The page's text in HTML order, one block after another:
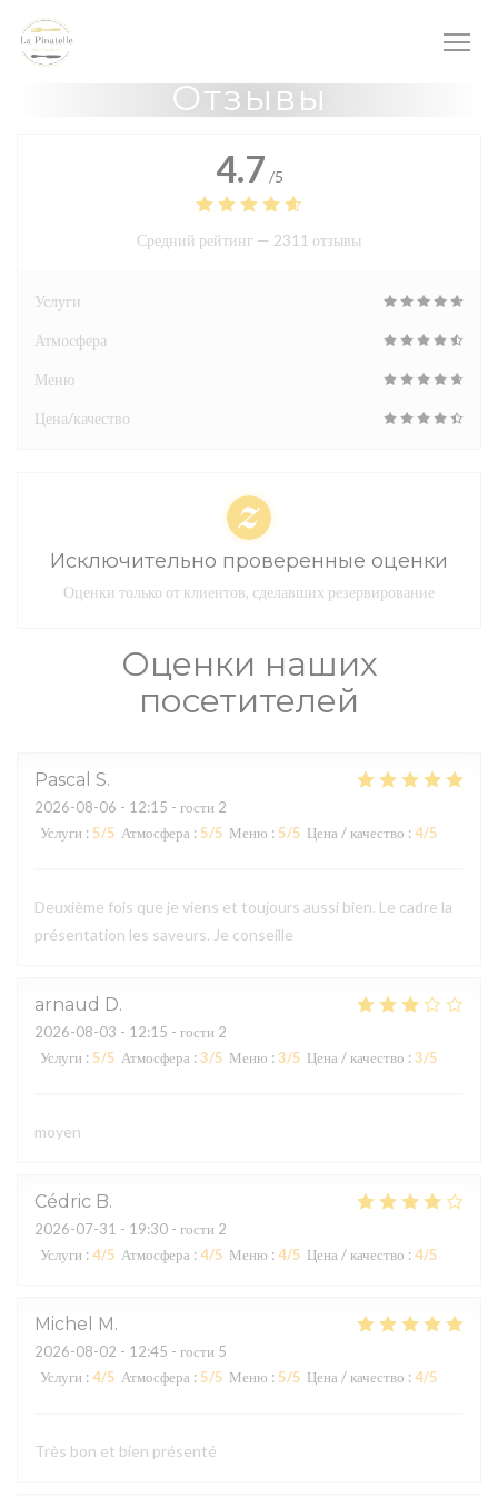
Панель управления cookies
Отзывы
Оценки наших
посетителей
Pascal S
2026-08-06 - 12:15 - гости 2
Услуги : 5/5 Атмосфера : 5/5 Меню : 5/5 Цена / качество : 4/5
Deuxième fois que je viens et toujours aussi bien. Le cadre la
présentation les saveurs. Je conseille
arnaud D
2026-08-03 - 12:15 - гости 2
Услуги : 5/5 Атмосфера : 3/5 Меню : 3/5 Цена / качество : 3/5
moyen
Cédric B
2026-07-31 - 19:30 - гости 2
Услуги : 4/5 Атмосфера : 4/5 Меню : 4/5 Цена / качество : 4/5
Michel M
2026-08-02 - 12:45 - гости 5
Услуги : 4/5 Атмосфера : 5/5 Меню : 5/5 Цена / качество : 4/5
Très bon et bien présenté
4.7 /5
Средний рейтинг — 2311 отзывы
Услуги
Атмосфера
Меню
Цена/качество
Исключительно проверенные оценки
Оценки только от клиентов, сделавших резервирование